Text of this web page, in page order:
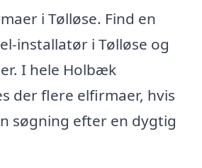
i Tølløse. Find en
installatør i Tølløse og
I hele Holbæk
der flere elfirmaer, hvis
søgning efter en dygtig